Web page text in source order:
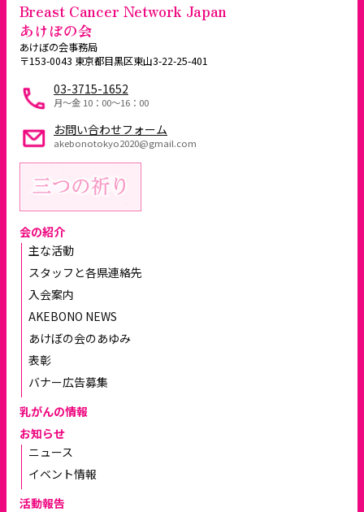
Breast Cancer Network Japan
あけぼの会
あけぼの会事務局
〒153-0043 東京都目黒区東山3-22-25-401
03-3715-1652
月～金 10：00〜16：00
お問い合わせフォーム
akebonotokyo2020@gmail.com
会の紹介
主な活動
スタッフと各県連絡先
入会案内
AKEBONO NEWS
あけぼの会のあゆみ
表彰
バナー広告募集
乳がんの情報
お知らせ
ニュース
イベント情報
活動報告